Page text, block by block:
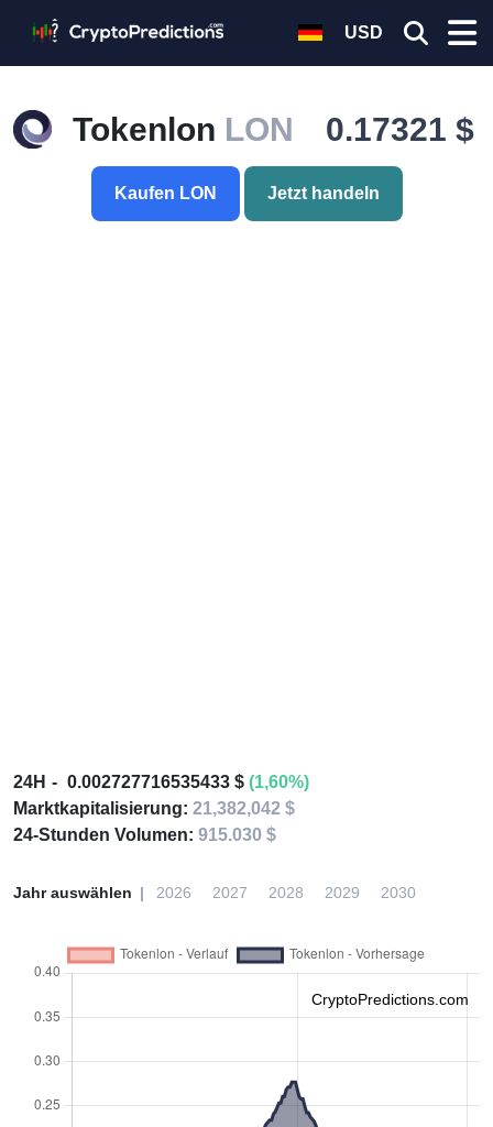
USD
Tokenlon LON 0.17321 $
Kaufen LON Jetzt handeln
24H 0.002727716535433 $ (1,60%)
Marktkapitalisierung: 21,382,042 $
24-Stunden Volumen: 915.030 $
Jahr auswählen 2026 2027 2028 2029 2030
CryptoPredictions.com